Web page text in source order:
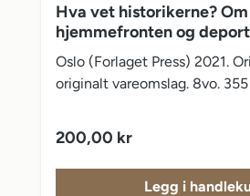
Hva vet historikerne? Om
hjemmefronten og
jødene
Oslo (Forlaget Press) 2021.
originalt vareomslag. 8vo. 355
Vanlig pris:
200,00 kr
Legg i